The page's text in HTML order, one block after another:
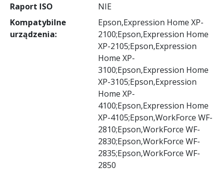
Raport ISO
NIE
Kompatybilne
urządzenia:
Epson,Expression Home XP-
2100;Epson,Expression Home
XP-2105;Epson,Expression
Home XP-
3100;Epson,Expression Home
XP-3105;Epson,Expression
Home XP-
4100;Epson,Expression Home
XP-4105;Epson,WorkForce WF-
2810;Epson,WorkForce WF-
2830;Epson,WorkForce WF-
2835;Epson,WorkForce WF-
2850